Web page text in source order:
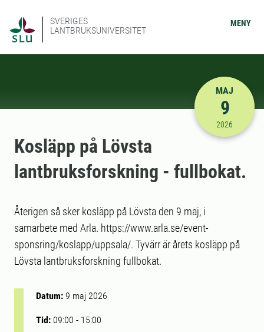
SVERIGES
LANTBRUKSUNIVERSITET
MENY
2026-05-
MAJ
9
2026
Kosläpp på Lövsta
lantbruksforskning - fullbokat.
Återigen så sker kosläpp på Lövsta den 9 maj, i
samarbete med Arla. https://www.arla.se/event-
sponsring/koslapp/uppsala/. Tyvärr är årets kosläpp på
Lövsta lantbruksforskning fullbokat.
Datum: 9 maj 2026
Tid: 09:00 - 15:00